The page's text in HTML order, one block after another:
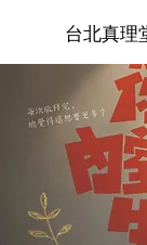
台北真理